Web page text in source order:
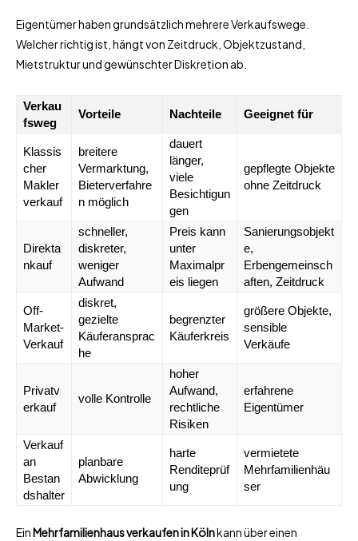
Eigentümer haben grundsätzlich mehrere Verkaufswege.
Welcher richtig ist, hängt von Zeitdruck, Objektzustand,
Mietstruktur und gewünschter Diskretion ab.
Verkau
fsweg
Vorteile Nachteile Geeignet für
Klassis
cher
Makler
verkauf
breitere
Vermarktung,
Bieterverfahre
n möglich
dauert
länger,
viele
Besichtigun
gen
gepflegte Objekte
ohne Zeitdruck
Direkta
nkauf
schneller,
diskreter,
weniger
Aufwand
Preis kann
unter
Maximalpr
eis liegen
Sanierungsobjekt
e,
Erbengemeinsch
aften, Zeitdruck
Off-
Market-
Verkauf
diskret,
gezielte
Käuferansprac
he
begrenzter
Käuferkreis
größere Objekte,
sensible
Verkäufe
Privatv
erkauf
volle Kontrolle
hoher
Aufwand,
rechtliche
Risiken
erfahrene
Eigentümer
Verkauf
an
Bestan
dshalter
planbare
Abwicklung
harte
Renditeprüf
ung
vermietete
Mehrfamilienhäu
ser
EinMehrfamilienhaus verkaufen in Kölnkann über einen